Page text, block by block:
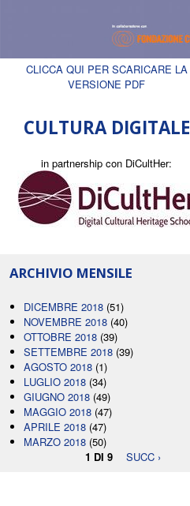
CLICCA QUI PER SCARICARE LA
VERSIONE PDF
CULTURA DIGITALE
in partnership con DiCultHer:
ARCHIVIO MENSILE
DICEMBRE 2018 (51)
NOVEMBRE 2018 (40)
OTTOBRE 2018 (39)
SETTEMBRE 2018 (39)
AGOSTO 2018 (1)
LUGLIO 2018 (34)
GIUGNO 2018 (49)
MAGGIO 2018 (47)
APRILE 2018 (47)
MARZO 2018 (50)
1 DI 9
SUCC ›